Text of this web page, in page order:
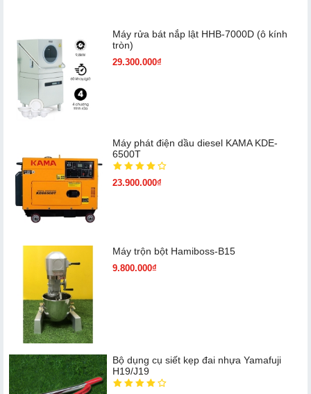
Máy rửa bát nắp lật HHB-7000D (ô kính
tròn)
29.300.000₫
Máy phát điện dầu diesel KAMA KDE-
6500T
23.900.000₫
Máy trộn bột Hamiboss-B15
9.800.000₫
Bộ dụng cụ siết kẹp đai nhựa Yamafuji
H19/J19